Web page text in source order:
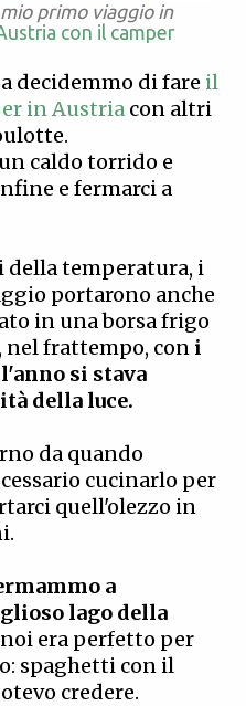
primo viaggio in
con il camper
decidemmo di fare il
in Austria con altri
caldo torrido e
e fermarci a
della temperatura, i
portarono anche
in una borsa frigo
nel frattempo, con i
si stava
della luce.
da quando
cucinarlo per
quell'olezzo in
a
lago della
noi era perfetto per
spaghetti con il
credere.